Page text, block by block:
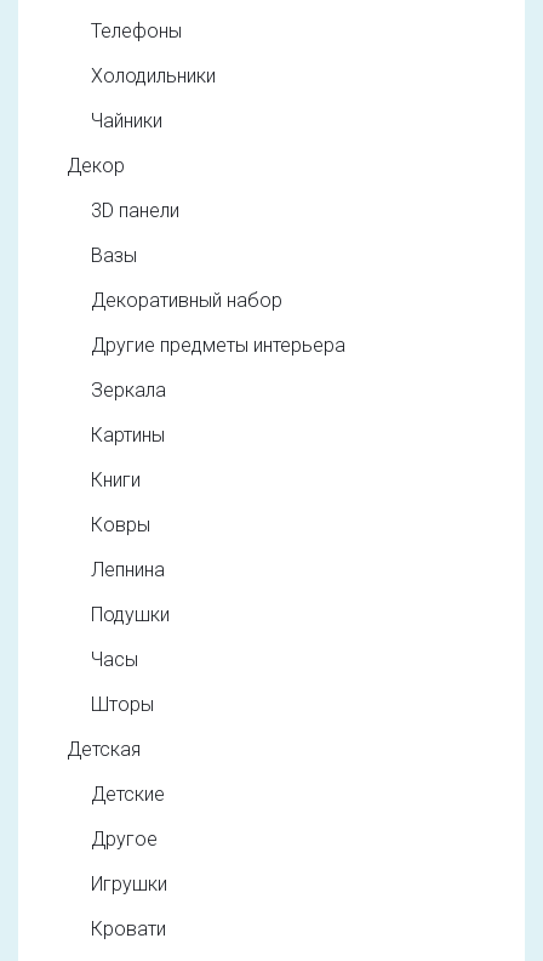
Телефоны
Холодильники
Чайники
Декор
3D панели
Вазы
Декоративный набор
Другие предметы интерьера
Зеркала
Картины
Книги
Ковры
Лепнина
Подушки
Часы
Шторы
Детская
Детские
Другое
Игрушки
Кровати